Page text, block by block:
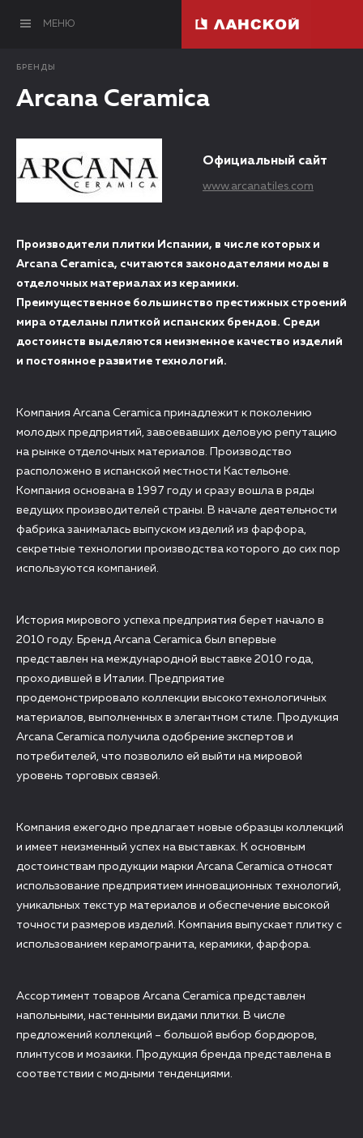
МЕНЮ
БРЕНДЫ
Arcana Ceramica
Официальный сайт
www.arcanatiles.com
Производители плитки Испании, в числе которых и
Arcana Ceramica, считаются законодателями моды в
отделочных материалах из керамики.
Преимущественное большинство престижных строений
мира отделаны плиткой испанских брендов. Среди
достоинств выделяются неизменное качество изделий
и постоянное развитие технологий.
Компания Arcana Ceramica принадлежит к поколению
молодых предприятий, завоевавших деловую репутацию
на рынке отделочных материалов. Производство
расположено в испанской местности Кастельоне.
Компания основана в 1997 году и сразу вошла в ряды
ведущих производителей страны. В начале деятельности
фабрика занималась выпуском изделий из фарфора,
секретные технологии производства которого до сих пор
используются компанией.
История мирового успеха предприятия берет начало в
2010 году. Бренд Arcana Ceramica был впервые
представлен на международной выставке 2010 года,
проходившей в Италии. Предприятие
продемонстрировало коллекции высокотехнологичных
материалов, выполненных в элегантном стиле. Продукция
Arcana Ceramica получила одобрение экспертов и
потребителей, что позволило ей выйти на мировой
уровень торговых связей.
Компания ежегодно предлагает новые образцы коллекций
и имеет неизменный успех на выставках. К основным
достоинствам продукции марки Arcana Ceramica относят
использование предприятием инновационных технологий,
уникальных текстур материалов и обеспечение высокой
точности размеров изделий. Компания выпускает плитку с
использованием керамогранита, керамики, фарфора.
Ассортимент товаров Arcana Ceramica представлен
напольными, настенными видами плитки. В числе
предложений коллекций – большой выбор бордюров,
плинтусов и мозаики. Продукция бренда представлена в
соответствии с модными тенденциями.